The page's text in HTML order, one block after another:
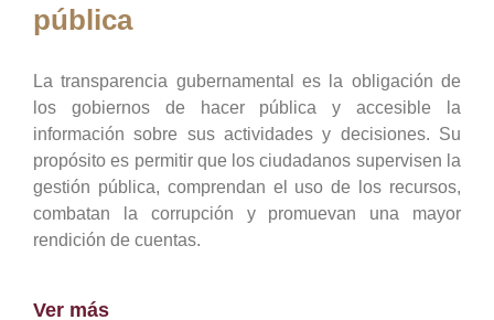
pública
La transparencia gubernamental es la obligación de
los gobiernos de hacer pública y accesible la
información sobre sus actividades y decisiones. Su
propósito es permitir que los ciudadanos supervisen la
gestión pública, comprendan el uso de los recursos,
combatan la corrupción y promuevan una mayor
rendición de cuentas.
Ver más